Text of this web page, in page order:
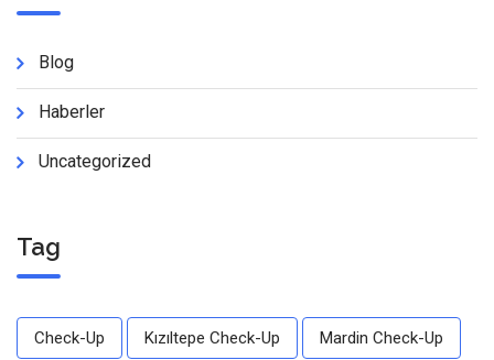
Blog
Haberler
Uncategorized
Tag
Check-Up Kızıltepe Check-Up Mardin Check-Up